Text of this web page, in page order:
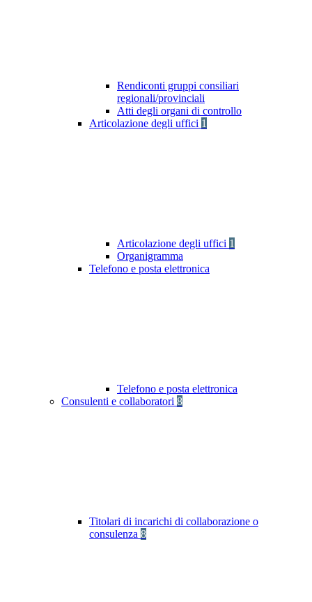
Rendiconti gruppi consiliari
regionali/provinciali
Atti degli organi di controllo
Articolazione degli uffici 1
Articolazione degli uffici 1
Organigramma
Telefono e posta elettronica
Telefono e posta elettronica
Consulenti e collaboratori 8
Titolari di incarichi di collaborazione o
consulenza 8